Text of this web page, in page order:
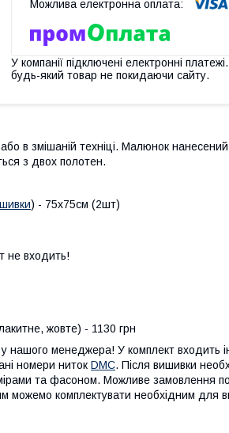
У компанії підключені електронні
будь-який товар не покидаючи сайту.
в змішаній техніці. Малюнок
з двох полотен.
) - 75х75см (2шт)
не входить!
жовте) - 1130 грн
нашого менеджера! У комплект входить
номери ниток DMC. Після вишивки
та фасоном. Можливе замовлення
можемо комплектувати необхідним для